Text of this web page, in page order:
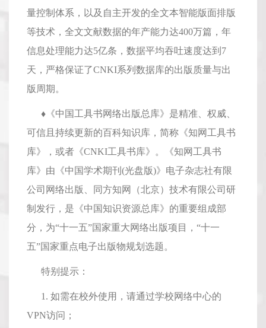
量控制体系，以及自主开发的全文本智能版面排版
等技术，全文文献数据的年产能力达400万篇，年
信息处理能力达5亿条，数据平均吞吐速度达到7
天，严格保证了CNKI系列数据库的出版质量与出
版周期。
♦《中国工具书网络出版总库》是精准、权威、
可信且持续更新的百科知识库，简称《知网工具书
库》，或者《CNKI工具书库》。《知网工具书
库》由《中国学术期刊(光盘版)》电子杂志社有限
公司网络出版、同方知网（北京）技术有限公司研
制发行，是《中国知识资源总库》的重要组成部
分，为“十一五”国家重大网络出版项目，“十一
五”国家重点电子出版物规划选题。
特别提示：
1. 如需在校外使用，请通过学校网络中心的
VPN访问；